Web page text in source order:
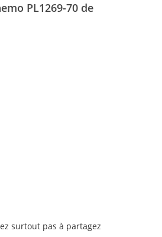
PL1269-70 de
surtout pas à partagez